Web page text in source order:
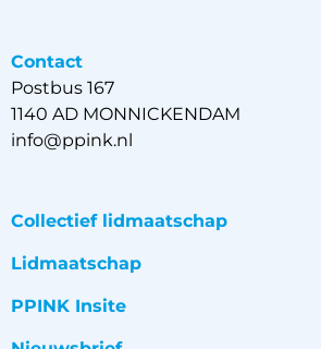
Contact
Postbus 167
1140 AD MONNICKENDAM
info@ppink.nl
Collectief lidmaatschap
Lidmaatschap
PPINK Insite